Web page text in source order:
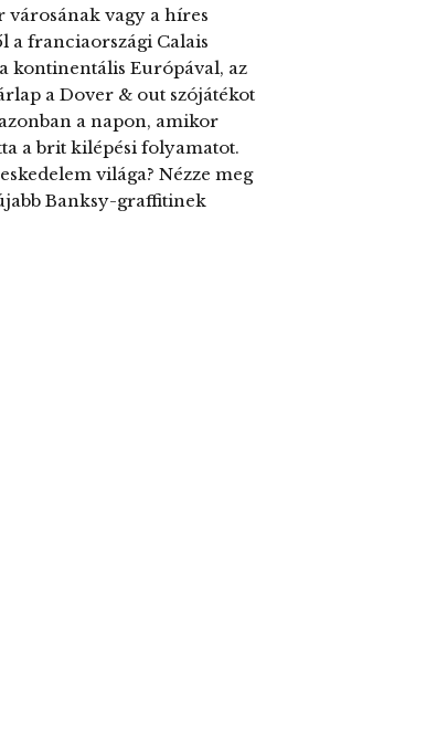
vagy a híres
a franciaországi Calais
kontinentális Európával, az
a Dover & out szójátékot
a napon, amikor
a brit kilépési folyamatot.
világa? Nézze meg
Banksy-graffitinek